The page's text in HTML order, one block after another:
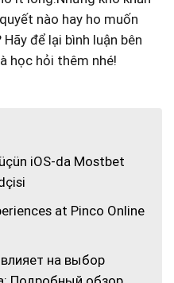
nào ⁤hay ho muốn
để lại​ bình ⁤luận bên
học hỏi thêm nhé!
iOS-da Mostbet
at Pinco Online
на выбор